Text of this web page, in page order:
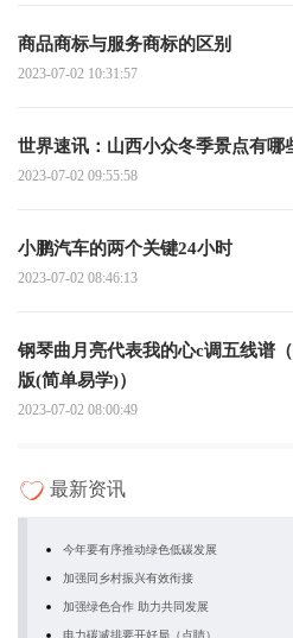
商品商标与服务商标的区别
2023-07-02 10:31:57
世界速讯：山西小众冬季景点有哪
2023-07-02 09:55:58
小鹏汽车的两个关键24小时
2023-07-02 08:46:13
钢琴曲月亮代表我的心c调五线谱
版(简单易学)）
2023-07-02 08:00:49
最新资讯
今年要有序推动绿色低碳发展
加强同乡村振兴有效衔接
加强绿色合作 助力共同发展
电力碳减排要开好局（点睛）